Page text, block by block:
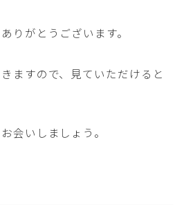
りがとうございます。
ますので、見ていただけると
会いしましょう。